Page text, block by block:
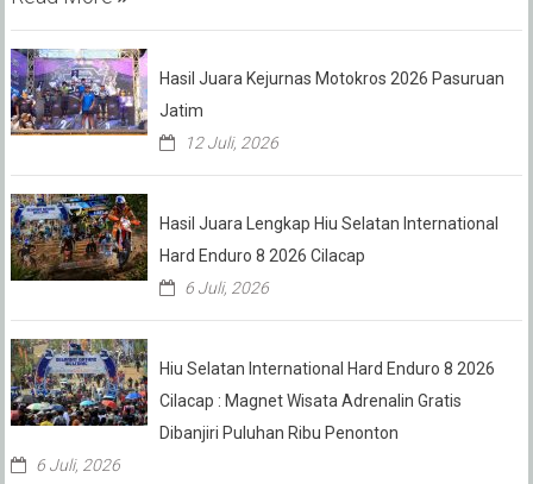
Hasil Juara Kejurnas Motokros 2026 Pasuruan
Jatim
12 Juli, 2026
Hasil Juara Lengkap Hiu Selatan International
Hard Enduro 8 2026 Cilacap
6 Juli, 2026
Hiu Selatan International Hard Enduro 8 2026
Cilacap : Magnet Wisata Adrenalin Gratis
Dibanjiri Puluhan Ribu Penonton
6 Juli, 2026